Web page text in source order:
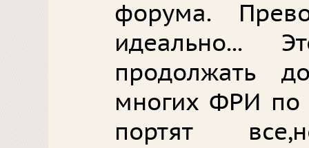
форума.
идеально...
продолжать
многих ФРИ по
портят